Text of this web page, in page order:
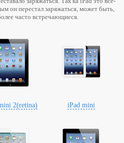
он перестал заряжаться, может быть,
часто встречающиеся.
2(retina)
iPad mini